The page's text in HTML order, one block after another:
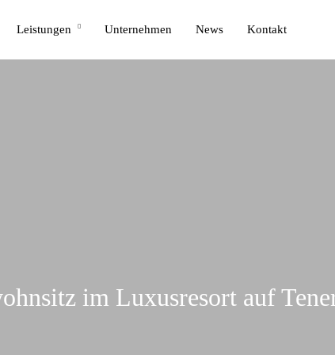
Leistungen Unternehmen News Kontakt
im Luxusresort auf